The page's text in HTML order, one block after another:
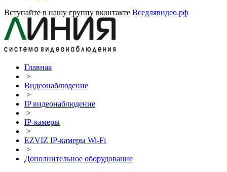
Вступайте в нашу группу вконтакте Вседлявидео.рф
Главная
>
Видеонаблюдение
>
IP видеонаблюдение
>
IP-камеры
>
EZVIZ IP-камеры Wi-Fi
>
Дополнительное оборудование